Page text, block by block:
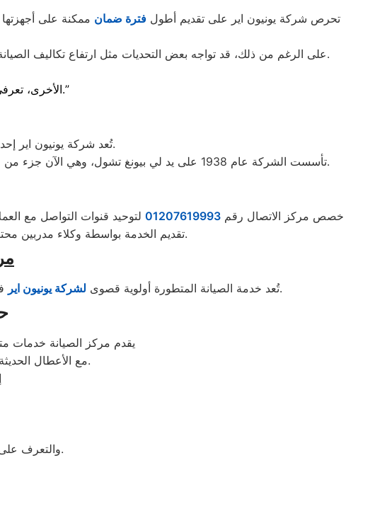
تحرص شركة يونيون اير على تقديم أطولفترة ضمان ممكنة على
على الرغم من ذلك، قد تواجه بعض التحديات مثل ارتفاع تكاليف الصيانة وقطع الغيار، انخفاض جودة التبريد في أوقات الصيف أحيانًا، بالإضافة إلى إمكانية حدوث تسريب طفيف في غاز الفريون.
الأخرى،بقطع غيار أصلية.”
تُعد شركة يونيون اير إحدى المؤسسات البارزة التي تتخذ من سيؤول بكوريا الجنوبية مقرًا رئيسيًا لها.
تأسست الشركة عام 1938 على يد لي بيونغ تشول، وهي الآن جزء من مجموعة شركات متعددة الجنسيات تعمل تحت العلامة التجارية “يونيون اير”، وتضم العديد من الفروع والوحدات التابعة لها.
خصص مركز الاتصال رقم01207619993
تقديم الخدمة بواسطة وكلاء مدربين محترفين ودودين يتحدثون بعدة لغات، ويحرصون دائمًا على تلبية احتياجات العملاء بشكل كامل.
تُعد خدمة الصيانة المتطورة أولوية قصوى لشركة يونيون اير في الشيخ زايد. تسعى الشركة جاهدة لتقديم حلول فعّالة تلبي جميع توقعات واحتياجات العملاء بكفاءة واحترافية.
يقدم مركز الصيانة خدمات
مع الأعطال الحديثة وتقديم حلول سريعة للحفاظ على كفاءة الأجهزة لأطول فترة ممكنة.
والتعرف على أبرز الأسباب الشائعة للأعطال وطرق إصلاحها بشكل احترافي.